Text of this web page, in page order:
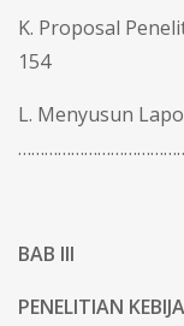
K. Proposal
154
L. Menyusun
BAB III
PENELITIAN